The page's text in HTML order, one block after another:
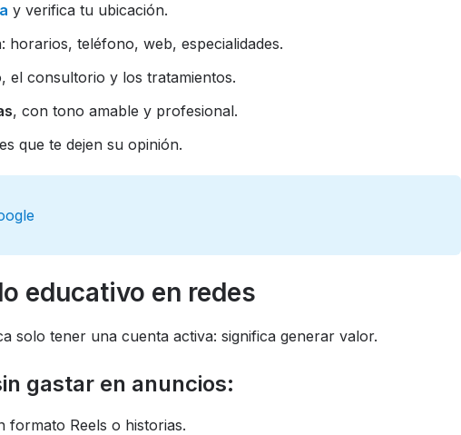
y verifica tu ubicación.
horarios, teléfono, web, especialidades.
el consultorio y los tratamientos.
, con tono amable y profesional.
que te dejen su opinión.
educativo en redes
solo tener una cuenta activa: significa generar valor.
gastar en anuncios:
formato Reels o historias.